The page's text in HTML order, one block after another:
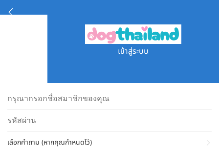
เข้าสู่ระบบ
เลือกคำถาม (หากคุณกำหนดไว้)